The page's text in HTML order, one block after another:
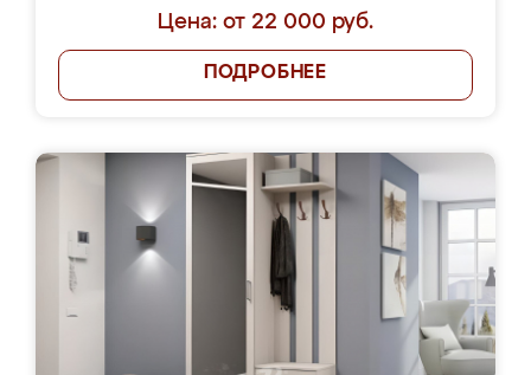
Цена: от 22 000 руб.
ПОДРОБНЕЕ